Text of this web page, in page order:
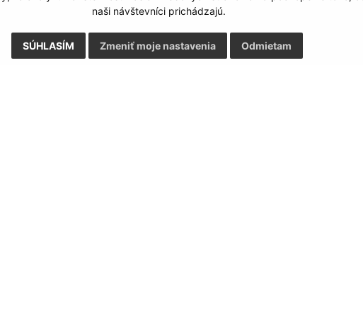
naši návštevníci prichádzajú.
SÚHLASÍM Odmietam
Zmeniť moje nastavenia